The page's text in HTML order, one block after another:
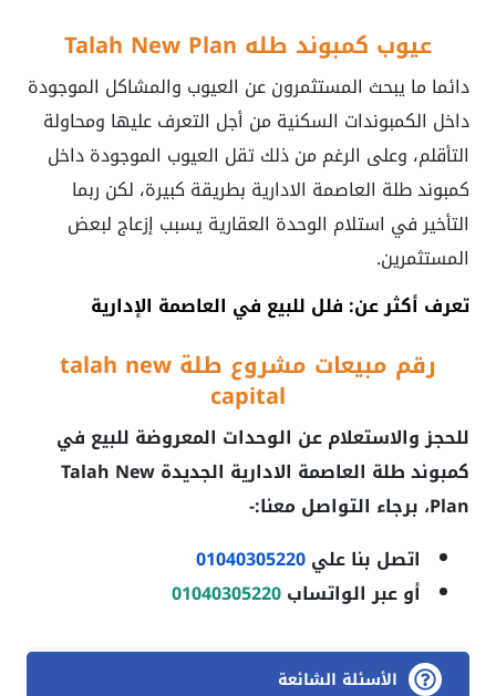
عيوب كمبوند طله Talah New Plan
دائما ما يبحث المستثمرون عن العيوب والمشاكل الموجودة
داخل الكمبوندات السكنية من أجل التعرف عليها ومحاولة
التأقلم، وعلى الرغم من ذلك تقل العيوب الموجودة داخل
كمبوند طلة العاصمة الادارية بطريقة كبيرة، لكن ربما
التأخير في استلام الوحدة العقارية يسبب إزعاج لبعض
المستثمرين.
تعرف أكثر عن: فلل للبيع في العاصمة الإدارية
رقم مبيعات مشروع طلة talah new
capital
للحجز والاستعلام عن الوحدات المعروضة للبيع في
كمبوند طلة العاصمة الادارية الجديدةTalah New
Plan، برجاء التواصل معنا:-
اتصل بنا علي01040305220
أو عبر الواتساب01040305220
الأسئلة الشائعة